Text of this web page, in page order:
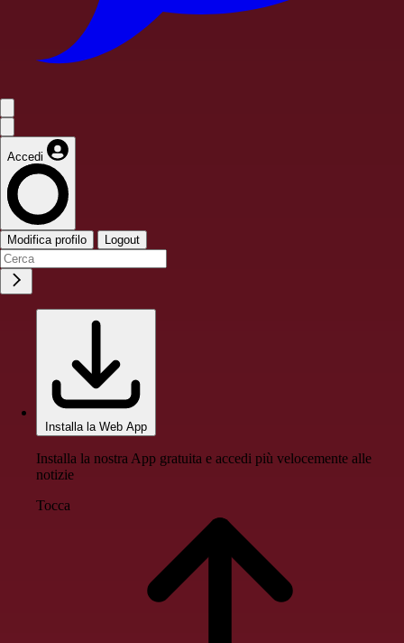
Accedi
Modifica profilo Logout
Installa la Web App
Installa la nostra App gratuita e accedi più velocemente alle
notizie
Tocca